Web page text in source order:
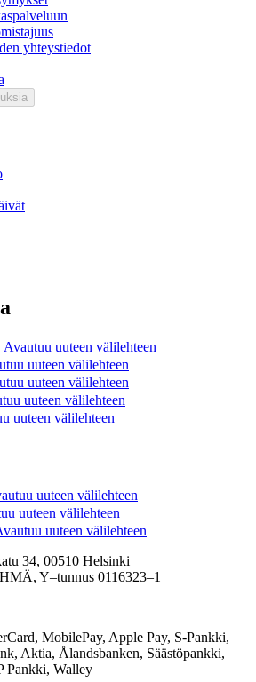
yhteystiedot
Avautuu uuteen välilehteen
uuteen välilehteen
uuteen välilehteen
uuteen välilehteen
uuteen välilehteen
uuteen välilehteen
uuteen välilehteen
uuteen välilehteen
34, 00510 Helsinki
Y–tunnus 0116323–1
MobilePay, Apple Pay, S-Pankki,
Aktia, Ålandsbanken, Säästöpankki,
Pankki, Walley